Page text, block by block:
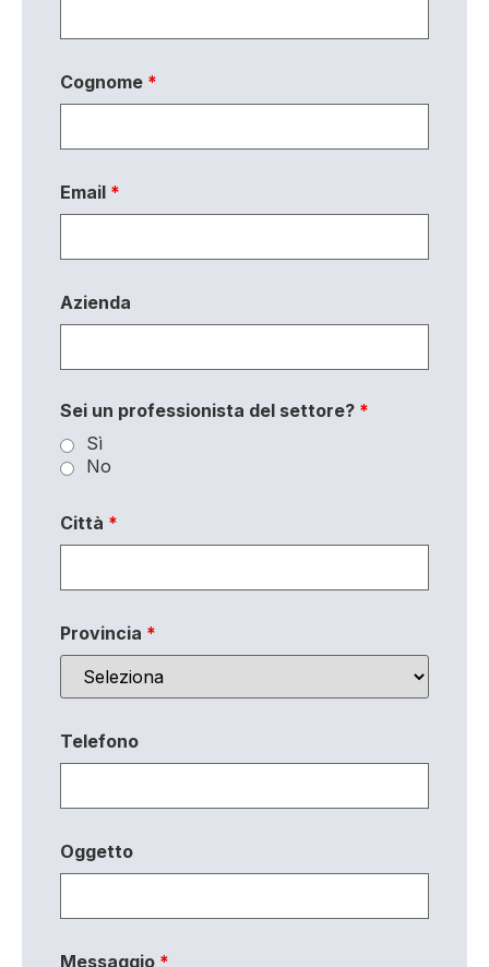
Cognome *
Email *
Azienda
Sei un professionista del settore? *
Sì
No
Città *
Provincia *
Telefono
Oggetto
Messaggio *